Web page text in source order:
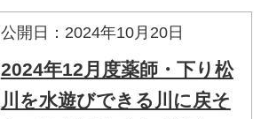
公開日：2024年10月20日
2024年12月度薬師・下り松
川を水遊びできる川に戻そ